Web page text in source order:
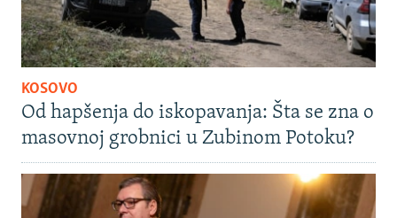
KOSOVO
Od hapšenja do iskopavanja: Šta se zna o
masovnoj grobnici u Zubinom Potoku?